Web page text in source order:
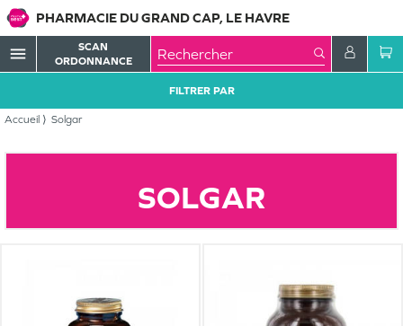
PHARMACIE DU GRAND CAP, LE HAVRE
menu
SCAN
ORDONNANCE
Accueil Solgar
FILTRER PAR
SOLGAR